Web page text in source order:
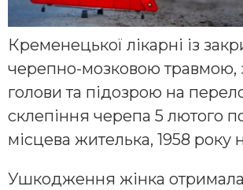
Кременецької лікарні із
черепно-мозковою травмою,
голови та підозрою на
склепіння черепа 5 лютого
місцева жителька, 1958
Ушкодження жінка отримала